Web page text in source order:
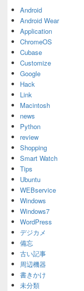
Android
Android Wear
Application
ChromeOS
Cubase
Customize
Google
Hack
Link
Macintosh
news
Python
review
Shopping
Smart Watch
Tips
Ubuntu
WEBservice
Windows
Windows7
WordPress
デジカメ
備忘
古い記事
周辺機器
書きかけ
未分類